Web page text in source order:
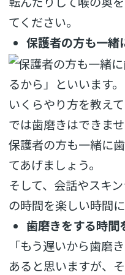
てください。
保護者の方も一緒
るから」といいます。
いくらやり方を教え
では歯磨きはできませ
保護者の方も一緒に
てあげましょう。
そして、会話やスキ
の時間を楽しい時間に
歯磨きをする時間
「もう遅いから歯磨
あると思いますが、